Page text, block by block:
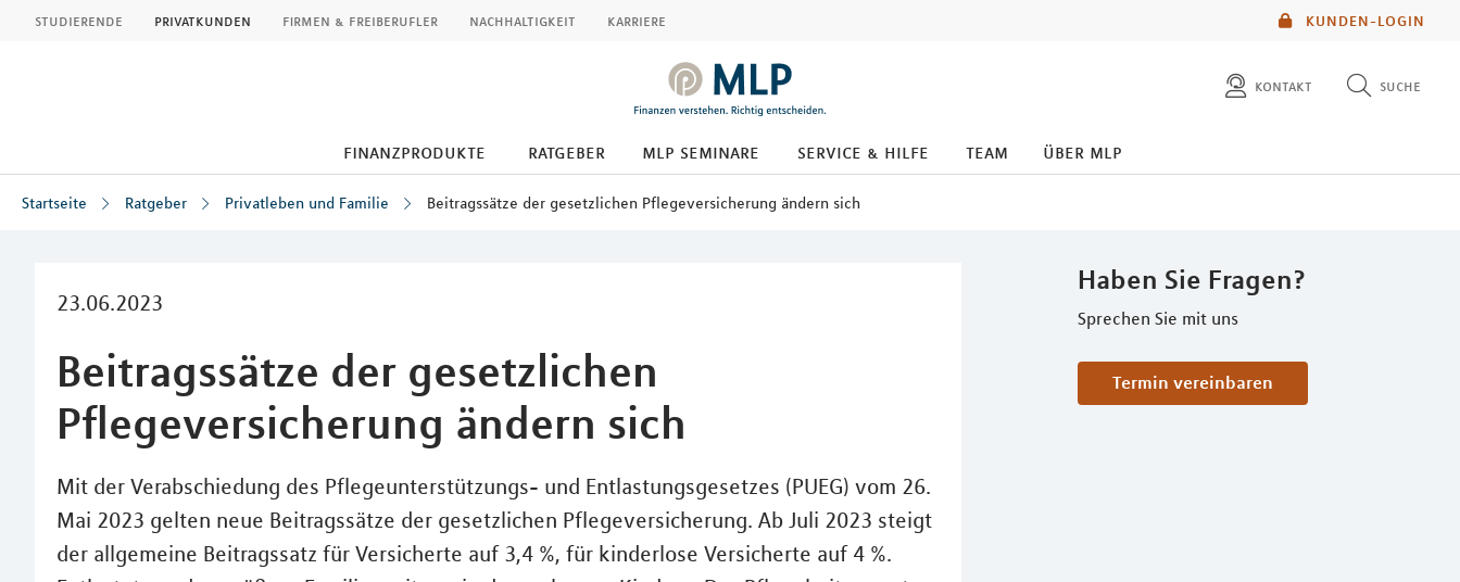
KUNDEN-LOGIN
studierende privatkunden firmen & freiberufler nachhaltigkeit karriere
kontakt suche
finanzprodukte ratgeber mlp seminare service & hilfe team über mlp
Startseite Ratgeber Privatleben und Familie Beitragssätze der gesetzlichen Pflegeversicherung ändern sich
23.06.2023
Beitragssätze der gesetzlichen
Pflegeversicherung ändern sich
Mit der Verabschiedung des Pflegeunterstützungs- und Entlastungsgesetzes (PUEG) vom 26.
Mai 2023 gelten neue Beitragssätze der gesetzlichen Pflegeversicherung. Ab Juli 2023 steigt
der allgemeine Beitragssatz für Versicherte auf 3,4 %, für kinderlose Versicherte auf 4 %.
Haben Sie Fragen?
Sprechen Sie mit uns
Termin vereinbaren